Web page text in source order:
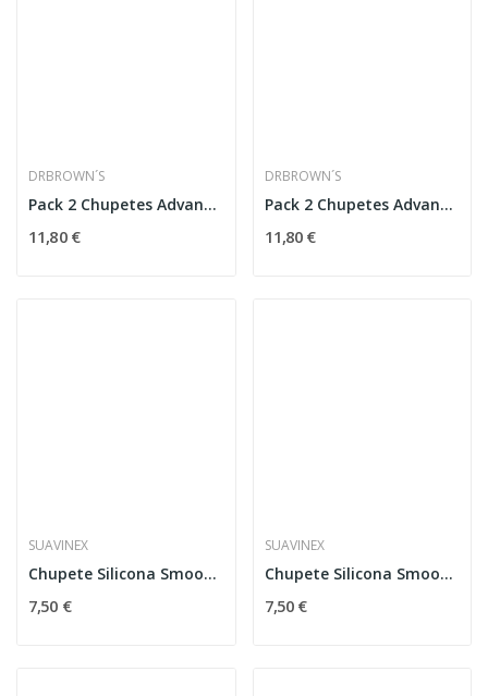
DRBROWN´S
Pack 2 Chupetes Advantage Todosilicona 0-6 Meses
11,80 €
DRBROWN´S
Pack 2 Chupetes Advantage Todosilicona 6-18 Meses
11,80 €
SUAVINEX
Chupete Silicona Smoothie Fucsia 0-6 m Suavinex
7,50 €
SUAVINEX
Chupete Silicona Smoothie Butterfly Beige
7,50 €